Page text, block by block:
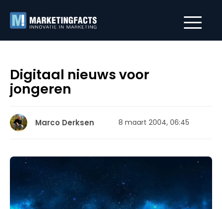
Digitaal nieuws voor
jongeren
Marco Derksen 8 maart 2004, 06:45